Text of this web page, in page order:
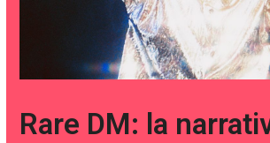
Rare DM: la